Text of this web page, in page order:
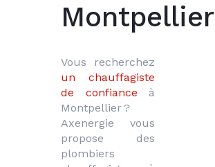
Montpellier
un chauffagiste
de confiance à
Montpellier ?
Axenergie vous
propose des
plombiers